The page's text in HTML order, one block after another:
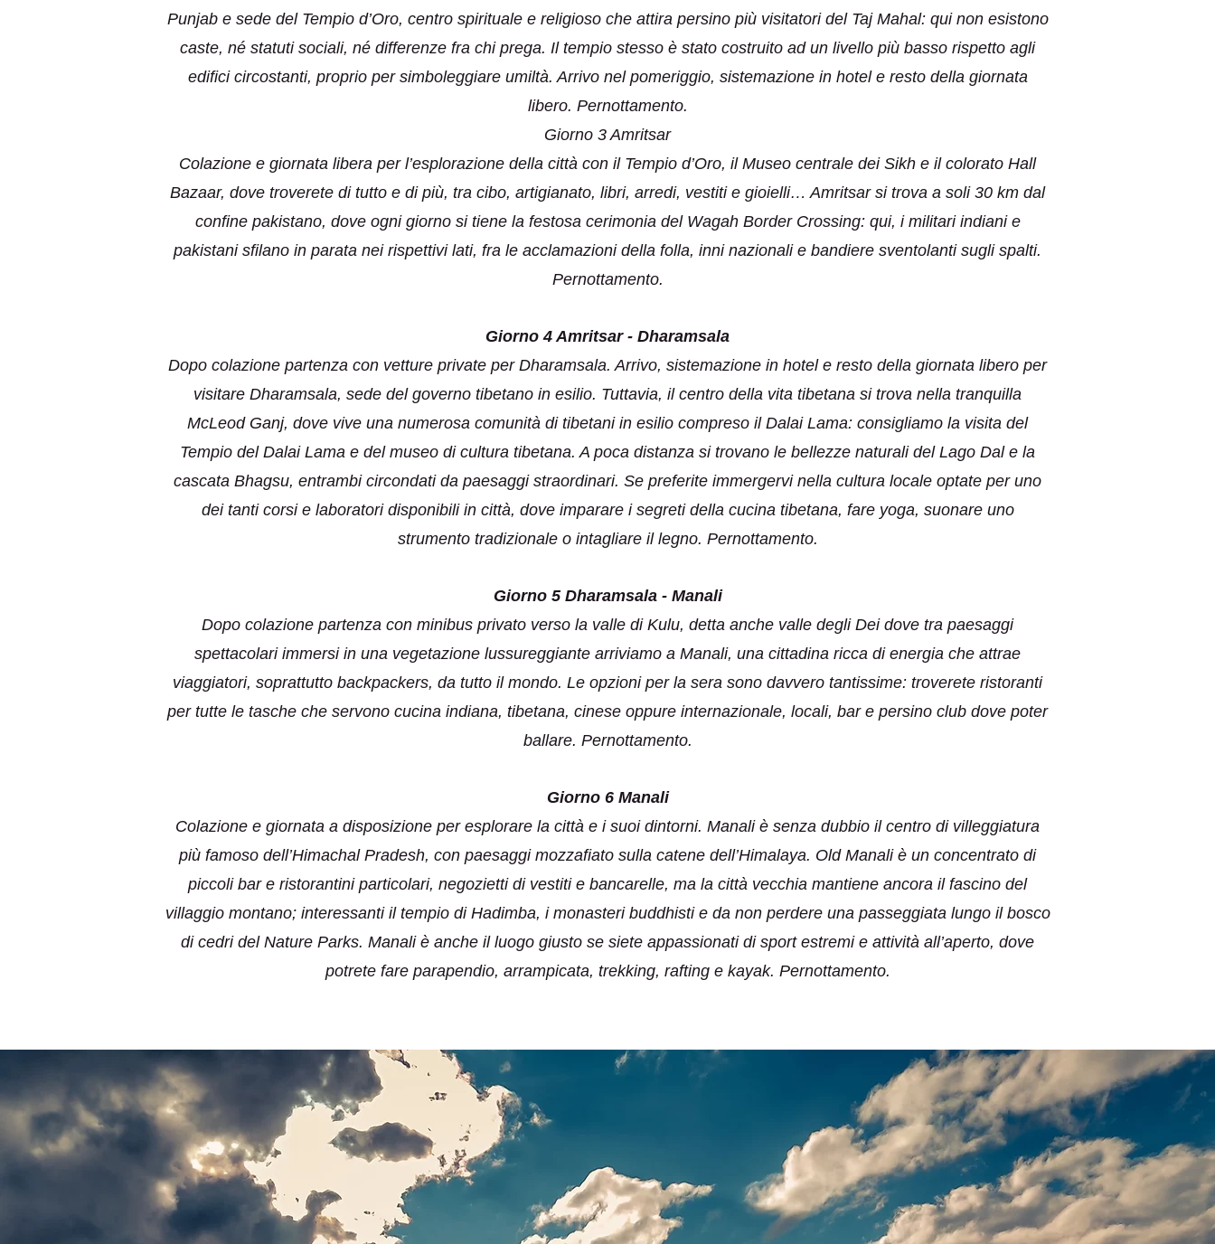
Punjab e sede del Tempio d’Oro, centro spirituale e religioso che attira persino più visitatori del Taj Mahal: qui non esistono
caste, né statuti sociali, né differenze fra chi prega. Il tempio stesso è stato costruito ad un livello più basso rispetto agli
edifici circostanti, proprio per simboleggiare umiltà. Arrivo nel pomeriggio, sistemazione in hotel e resto della giornata
libero. Pernottamento.
Giorno 3 Amritsar
Colazione e giornata libera per l’esplorazione della città con il Tempio d’Oro, il Museo centrale dei Sikh e il colorato Hall
Bazaar, dove troverete di tutto e di più, tra cibo, artigianato, libri, arredi, vestiti e gioielli… Amritsar si trova a soli 30 km dal
confine pakistano, dove ogni giorno si tiene la festosa cerimonia del Wagah Border Crossing: qui, i militari indiani e
pakistani sfilano in parata nei rispettivi lati, fra le acclamazioni della folla, inni nazionali e bandiere sventolanti sugli spalti.
Pernottamento.
Giorno 4 Amritsar - Dharamsala
Dopo colazione partenza con vetture private per Dharamsala. Arrivo, sistemazione in hotel e resto della giornata libero per
visitare Dharamsala, sede del governo tibetano in esilio. Tuttavia, il centro della vita tibetana si trova nella tranquilla
McLeod Ganj, dove vive una numerosa comunità di tibetani in esilio compreso il Dalai Lama: consigliamo la visita del
Tempio del Dalai Lama e del museo di cultura tibetana. A poca distanza si trovano le bellezze naturali del Lago Dal e la
cascata Bhagsu, entrambi circondati da paesaggi straordinari. Se preferite immergervi nella cultura locale optate per uno
dei tanti corsi e laboratori disponibili in città, dove imparare i segreti della cucina tibetana, fare yoga, suonare uno
strumento tradizionale o intagliare il legno. Pernottamento.
Giorno 5 Dharamsala - Manali
Dopo colazione partenza con minibus privato verso la valle di Kulu, detta anche valle degli Dei dove tra paesaggi
spettacolari immersi in una vegetazione lussureggiante arriviamo a Manali, una cittadina ricca di energia che attrae
viaggiatori, soprattutto backpackers, da tutto il mondo. Le opzioni per la sera sono davvero tantissime: troverete ristoranti
per tutte le tasche che servono cucina indiana, tibetana, cinese oppure internazionale, locali, bar e persino club dove poter
ballare. Pernottamento.
Giorno 6 Manali
Colazione e giornata a disposizione per esplorare la città e i suoi dintorni. Manali è senza dubbio il centro di villeggiatura
più famoso dell’Himachal Pradesh, con paesaggi mozzafiato sulla catene dell’Himalaya. Old Manali è un concentrato di
piccoli bar e ristorantini particolari, negozietti di vestiti e bancarelle, ma la città vecchia mantiene ancora il fascino del
villaggio montano; interessanti il tempio di Hadimba, i monasteri buddhisti e da non perdere una passeggiata lungo il bosco
di cedri del Nature Parks. Manali è anche il luogo giusto se siete appassionati di sport estremi e attività all’aperto, dove
potrete fare parapendio, arrampicata, trekking, rafting e kayak. Pernottamento.